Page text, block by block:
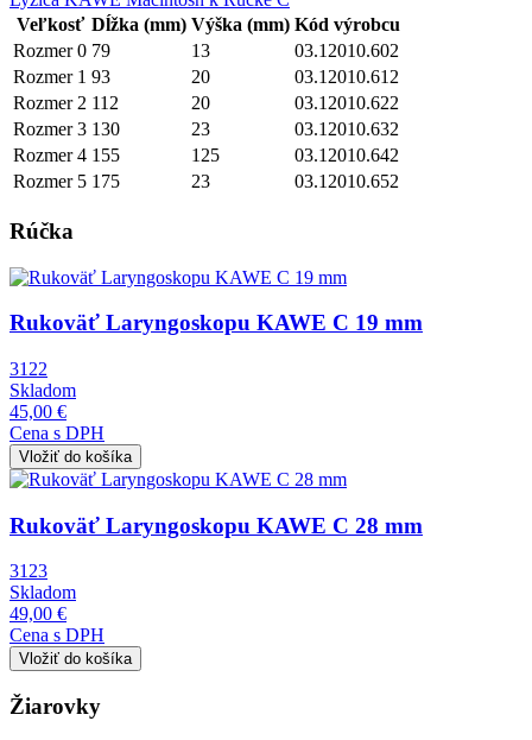
Veľkosť Dĺžka (mm) Výška (mm) Kód výrobcu
Rozmer 0 79 13
03.12010.602
Rozmer 1 93 20
03.12010.612
Rozmer 2 112 20
03.12010.622
Rozmer 3 130 23
03.12010.632
Rozmer 4 155 125
03.12010.642
Rozmer 5 175 23 03.12010.652
Rúčka
Obrázok
Rukoväť Laryngoskopu KAWE C 19 mm
3122
Skladom
45,00 €
Cena s DPH
Obrázok
Rukoväť Laryngoskopu KAWE C 28 mm
3123
Skladom
49,00 €
Cena s DPH
Žiarovky